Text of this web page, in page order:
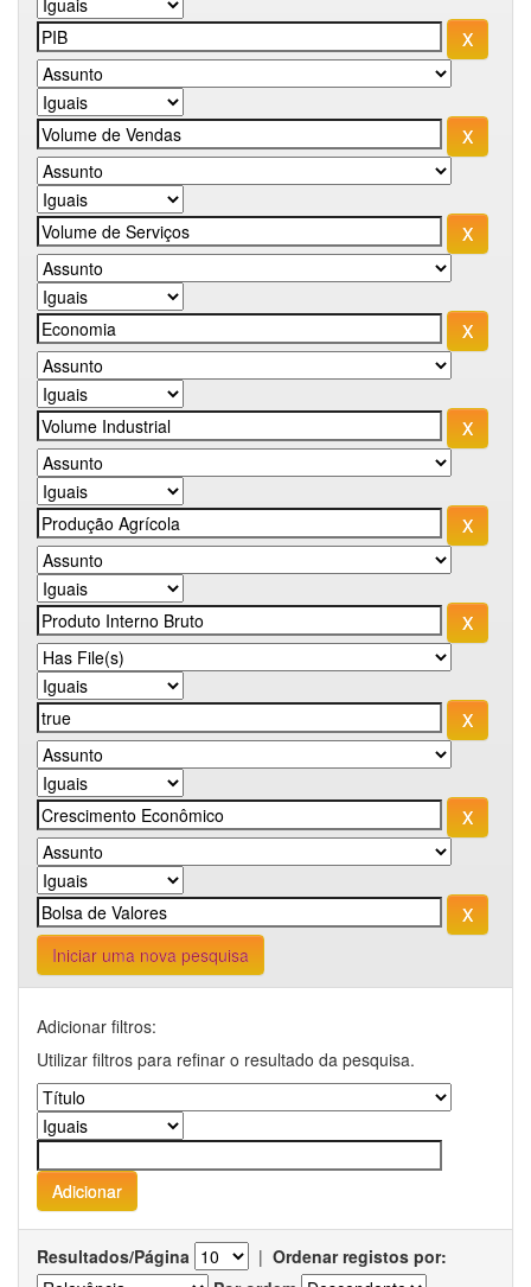
Iniciar uma nova pesquisa
Adicionar filtros:
Utilizar filtros para refinar o resultado da pesquisa.
Resultados/Página | Ordenar registos por: